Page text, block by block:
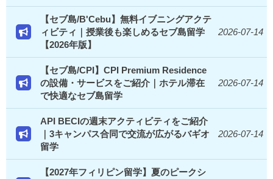
【セブ島/B'Cebu】無料イブニングアクテ
ィビティ｜授業後も楽しめるセブ島留学
【2026年版】
2026-07-14
【セブ島/CPI】CPI Premium Residence
の設備・サービスをご紹介｜ホテル滞在
で快適なセブ島留学
2026-07-14
API BECIの週末アクティビティをご紹介
｜3キャンパス合同で交流が広がるバギオ
留学
2026-07-14
【2027年フィリピン留学】夏のピークシ